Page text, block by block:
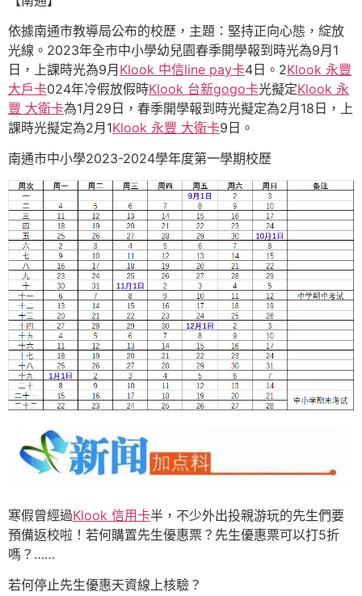
依據南通市教導局公布的校歷，主題：堅持正向心態，綻放
光線。2023年全市中小學幼兒園春季開學報到時光為9月1
日，上課時光為9月Klook 中信line pay卡4日。2Klook 永豐
大戶卡024年冷假放假時Klook 台新gogo卡光擬定Klook 永
豐 大衛卡為1月29日，春季開學報到時光擬定為2月18日，上
課時光擬定為2月1Klook 永豐 大衛卡9日。
南通市中小學2023-2024學年度第一學期校歷
寒假曾經過Klook 信用卡半，不少外出投親游玩的先生們要
預備返校啦！若何購置先生優惠票？先生優惠票可以打5折
嗎？……
若何停止先生優惠天資線上核驗？